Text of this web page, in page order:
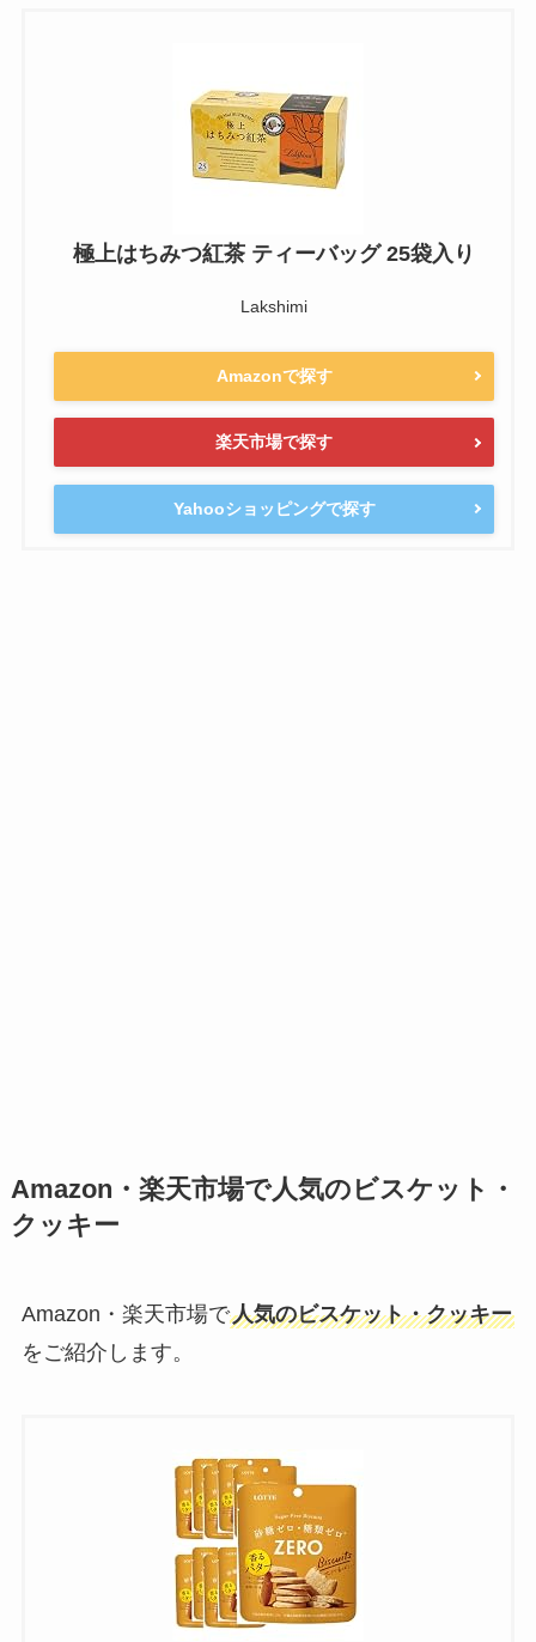
極上はちみつ紅茶 ティーバッグ 25袋入り
Lakshimi
Amazonで探す
楽天市場で探す
Yahooショッピングで探す
Amazon・楽天市場で人気のビスケット・
クッキー
Amazon・楽天市場で人気のビスケット・クッキー
をご紹介します。